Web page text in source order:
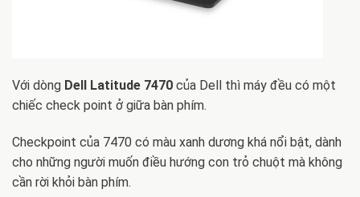
Với dòng Dell Latitude 7470 của Dell thì máy đều có một
chiếc check point ở giữa bàn phím.
Checkpoint của 7470 có màu xanh dương khá nổi bật, dành
cho những người muốn điều hướng con trỏ chuột mà không
cần rời khỏi bàn phím.